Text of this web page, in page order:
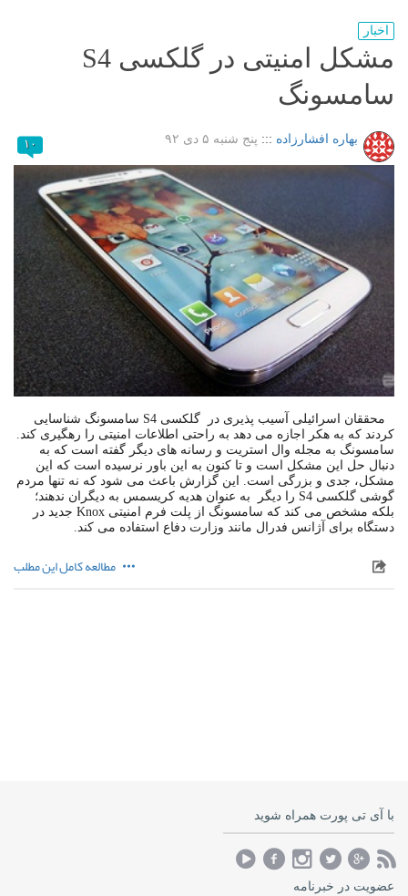
اخبار
مشکل امنیتی در گلکسی S4
سامسونگ
بهاره افشارزاده ::: پنج شنبه ۵ دی ۹۲ ۱۰
محققان اسرائیلی آسیب پذیری در گلکسی S4 سامسونگ شناسایی
کردند که به هکر اجازه می دهد به راحتی اطلاعات امنیتی را رهگیری کند.
سامسونگ به مجله وال استریت و رسانه های دیگر گفته است که به
دنبال حل این مشکل است و تا کنون به این باور نرسیده است که این
مشکل، جدی و بزرگی است. این گزارش باعث می شود که نه تنها مردم
گوشی گلکسی S4 را دیگر به عنوان هدیه کریسمس به دیگران ندهند؛
بلکه مشخص می کند که سامسونگ از پلت فرم امنیتی Knox جدید در
دستگاه برای آژانس فدرال مانند وزارت دفاع استفاده می کند.
مطالعه کامل این مطلب
با آی تی پورت همراه شوید
عضویت در خبرنامه